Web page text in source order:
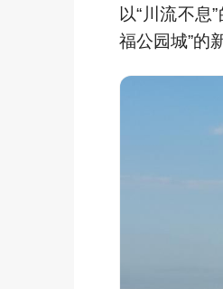
以“川流不息
福公园城”的